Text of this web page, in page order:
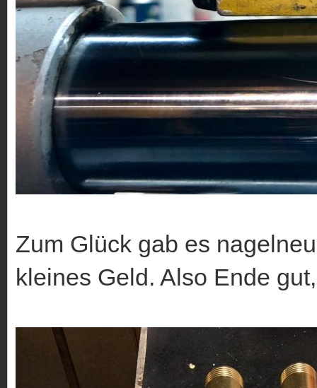
Zum Glück gab es
kleines Geld. Also Ende